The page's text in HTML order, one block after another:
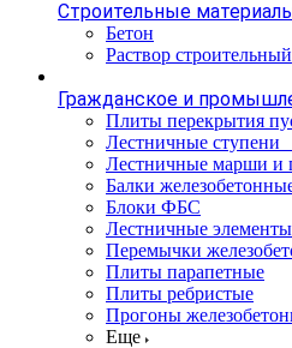
Строительные
Бетон
Раствор строительный
Гражданское и
Плиты перекрытия
Лестничные ступени
Лестничные марши и
Балки
Блоки ФБС
Лестничные элементы
Перемычки
Плиты парапетные
Плиты ребристые
Прогоны
Еще